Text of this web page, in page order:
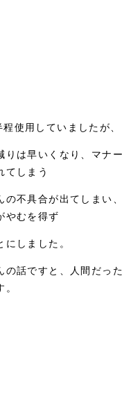
使用していましたが、
りは早いくなり、マナ
てしまう
の不具合が出てしまい
やむを得ず
にしました。
の話ですと、人間だっ